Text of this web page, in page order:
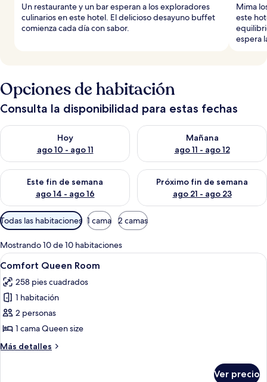
Un restaurante y un bar esperan a los exploradores
culinarios en este hotel. El delicioso desayuno buffet
comienza cada día con sabor.
Mima
este
espera
Opciones de habitación
Consulta la disponibilidad para estas fechas
Hoy
ago 10 - ago 11
Consulta la disponibilidad para hoy ago 10 - ago 11
Mañana
ago 11 - ago 12
Consulta la disponibilidad
Este fin de semana
ago 14 - ago 16
Consulta la disponibilidad para este fin de semana ago 14 -
Próximo fin de semana
ago 21 - ago 23
Consulta la disponibilidad
Filtros
disponibles
para
las
habitaciones
Todas las habitaciones 1 cama 2 camas
Mostrando 10 de 10 habitaciones
Abrir
todas
las
fotos
de
Comfort
Queen
Room
Habitación de hotel con una cama
8
Comfort Queen Room
258 pies cuadrados
1 habitación
2 personas
1 cama Queen size
Más detalles
Más
Ver precio